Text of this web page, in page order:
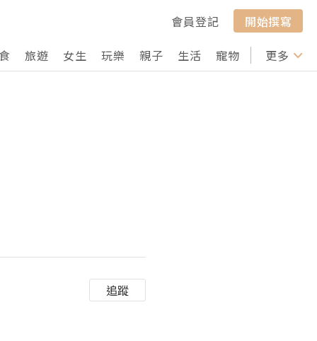
會員登記
開始撰寫
旅遊 女生 玩樂 親子 生活 寵物 行山 打卡
更多
追蹤